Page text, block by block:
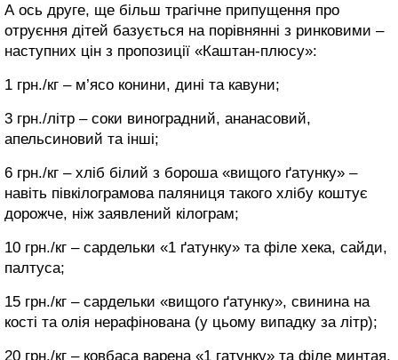
А ось друге, ще більш трагічне припущення про
отруєння дітей базується на порівнянні з ринковими –
наступних цін з пропозиції «Каштан-плюсу»:
1 грн./кг – м’ясо конини, дині та кавуни;
3 грн./літр – соки виноградний, ананасовий,
апельсиновий та інші;
6 грн./кг – хліб білий з бороша «вищого ґатунку» –
навіть півкілограмова паляниця такого хлібу коштує
дорожче, ніж заявлений кілограм;
10 грн./кг – сардельки «1 ґатунку» та філе хека, сайди,
палтуса;
15 грн./кг – сардельки «вищого ґатунку», свинина на
кості та олія нерафінована (у цьому випадку за літр);
20 грн./кг – ковбаса варена «1 гатунку» та філе минтая.